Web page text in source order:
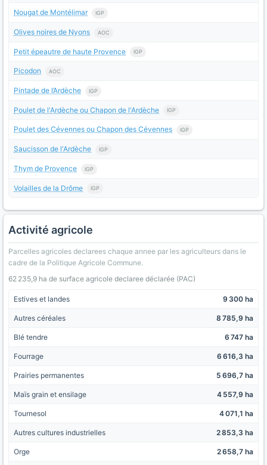
Nougat de Montélimar IGP
Olives noires de Nyons AOC
Petit épeautre de haute Provence IGP
Picodon AOC
Pintade de l’Ardèche IGP
Poulet de l'Ardèche ou Chapon de l'Ardèche IGP
Poulet des Cévennes ou Chapon des Cévennes IGP
Saucisson de l'Ardèche IGP
Thym de Provence IGP
Volailles de la Drôme IGP
Activité agricole
Parcelles agricoles declarees chaque annee par les agriculteurs dans le
cadre de la Politique Agricole Commune.
62 235,9 ha de surface agricole declaree déclarée (PAC)
Estives et landes 9 300 ha
Autres céréales 8 785,9 ha
Blé tendre 6 747 ha
Fourrage 6 616,3 ha
Prairies permanentes 5 696,7 ha
Maïs grain et ensilage 4 557,9 ha
Tournesol 4 071,1 ha
Autres cultures industrielles 2 853,3 ha
Orge 2 658,7 ha